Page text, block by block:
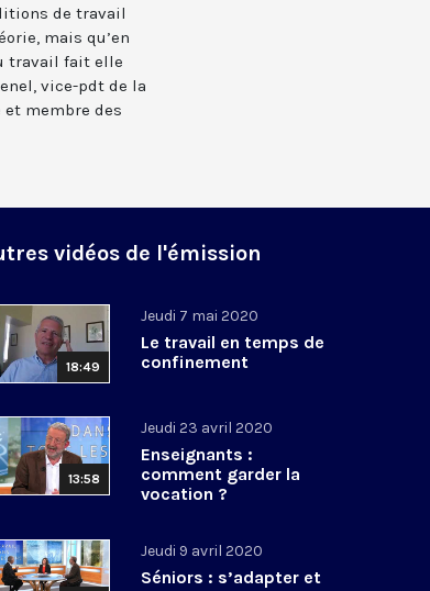
de travail
mais qu’en
travail fait elle
vice-pdt de la
et membre des
vidéos de l'émission
18:49
Jeudi 7 mai 2020
Le travail en temps de
confinement
13:58
Jeudi 23 avril 2020
Enseignants :
comment garder la
vocation ?
Jeudi 9 avril 2020
Séniors : s’adapter et